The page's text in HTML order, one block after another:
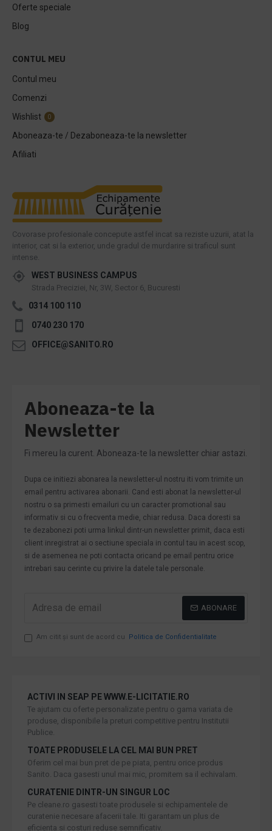
Oferte speciale
Blog
CONTUL MEU
Contul meu
Comenzi
Wishlist
0
Aboneaza-te / Dezaboneaza-te la newsletter
Afiliati
Covorase profesionale concepute astfel incat sa reziste uzurii, atat la
interior, cat si la exterior, unde gradul de murdarire si traficul sunt
intense.
WEST BUSINESS CAMPUS
Strada Preciziei, Nr, 3W, Sector 6, Bucuresti
0314 100 110
0740 230 170
OFFICE@SANITO.RO
Aboneaza-te la
Newsletter
Fi mereu la curent. Aboneaza-te la newsletter chiar astazi.
Dupa ce initiezi abonarea la newsletter-ul nostru iti vom trimite un
email pentru activarea abonarii. Cand esti abonat la newsletter-ul
nostru o sa primesti emailuri cu un caracter promotional sau
informativ si cu o frecventa medie, chiar redusa. Daca doresti sa
te dezabonezi poti urma linkul dintr-un newsletter primit, daca esti
client inregistrat ai o sectiune speciala in contul tau in acest scop,
si de asemenea ne poti contacta oricand pe email pentru orice
intrebari sau cerinte cu privire la datele tale personale.
ABONARE
Am citit şi sunt de acord cu Politica de Confidentialitate
ACTIVI IN SEAP PE WWW.E-LICITATIE.RO
Te ajutam cu oferte personalizate pentru o gama variata de
produse, disponibile la preturi competitive pentru Institutii
Publice.
TOATE PRODUSELE LA CEL MAI BUN PRET
Oferim cel mai bun pret de pe piata, pentru orice produs
Sanito. Daca gasesti unul mai mic, promitem sa il echivalam.
CURATENIE DINTR-UN SINGUR LOC
Pe cleane.ro gasesti toate produsele si echipamentele de
curatenie necesare afacerii tale. Iti garantam un plus de
eficienta si costuri reduse semnificativ.